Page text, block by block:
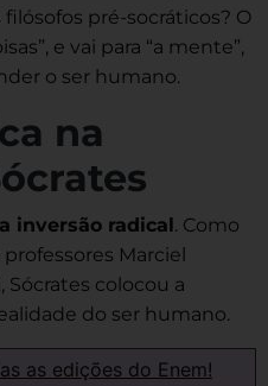
pré-socráticos? O
e vai para “a mente”,
o ser humano.
na
inversão radical. Como
Marciel
Sócrates colocou a
do ser humano.
as edições do Enem!